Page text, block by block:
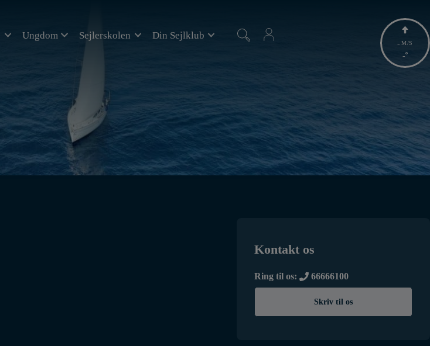
Ungdom Sejlerskolen Din Sejlklub
- M/S
-
Kontakt os
Ring til os: 66666100
Skriv til os